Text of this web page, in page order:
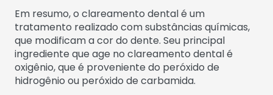
Em resumo, o clareamento dental é um
tratamento realizado com substâncias químicas,
que modificam a cor do dente. Seu principal
ingrediente que age no clareamento dental é
oxigênio, que é proveniente do peróxido de
hidrogênio ou peróxido de carbamida.